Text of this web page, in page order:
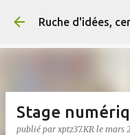
Accéder
Ruche d'idées,
Stage
publié par xptz37.KR le mars